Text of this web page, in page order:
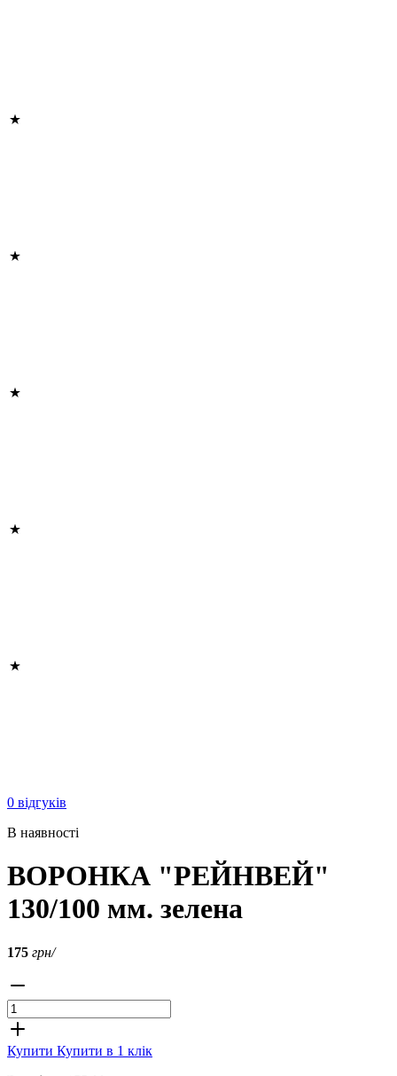
0 відгуків
В наявності
ВОРОНКА "РЕЙНВЕЙ"
130/100 мм. зелена
175 грн/
Купити Купити в 1 клік